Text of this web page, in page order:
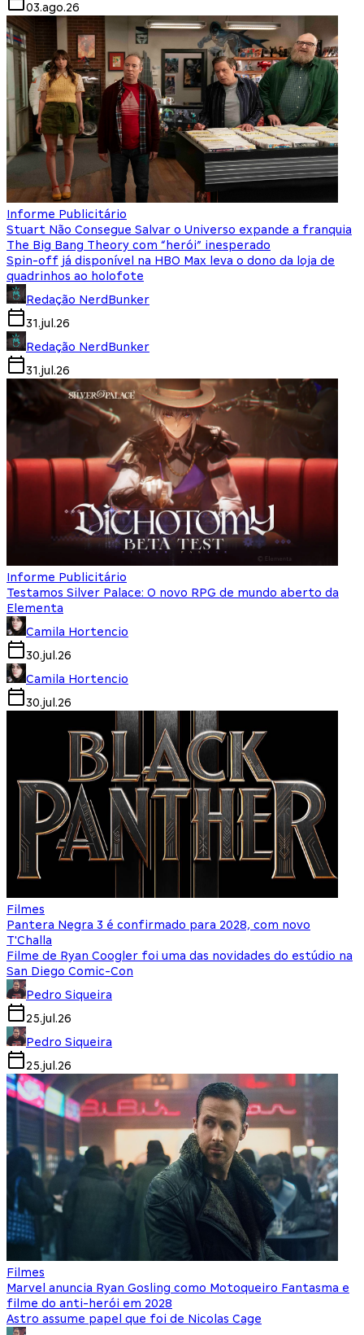
03.ago.26
Informe Publicitário
Stuart Não Consegue Salvar o Universo expande a franquia
The Big Bang Theory com “herói” inesperado
Spin-off já disponível na HBO Max leva o dono da loja de
quadrinhos ao holofote
Redação NerdBunker
31.jul.26
Redação NerdBunker
31.jul.26
Informe Publicitário
Testamos Silver Palace: O novo RPG de mundo aberto da
Elementa
Camila Hortencio
30.jul.26
Camila Hortencio
30.jul.26
Filmes
Pantera Negra 3 é confirmado para 2028, com novo
T'Challa
Filme de Ryan Coogler foi uma das novidades do estúdio na
San Diego Comic-Con
Pedro Siqueira
25.jul.26
Pedro Siqueira
25.jul.26
Filmes
Marvel anuncia Ryan Gosling como Motoqueiro Fantasma e
filme do anti-herói em 2028
Astro assume papel que foi de Nicolas Cage